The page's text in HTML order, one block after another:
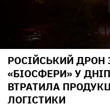
РОСІЙСЬКИЙ
«БІОСФЕРИ» У
ВТРАТИЛА
ЛОГІСТИКИ